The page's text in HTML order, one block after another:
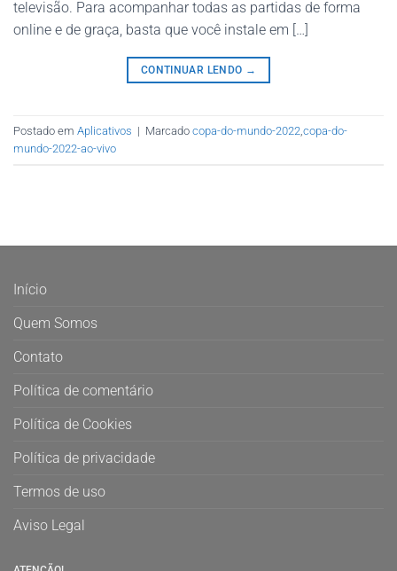
televisão. Para acompanhar todas as partidas de forma
online e de graça, basta que você instale em […]
CONTINUAR LENDO →
Postado em Aplicativos | Marcado copa-do-mundo-2022 copa-do-
mundo-2022-ao-vivo
Início
Quem Somos
Contato
Política de comentário
Política de Cookies
Política de privacidade
Termos de uso
Aviso Legal